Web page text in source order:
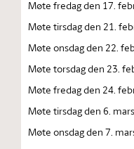
Møte fredag den 17.
Møte tirsdag den 21.
Møte onsdag den 22.
Møte torsdag den 23.
Møte fredag den 24.
Møte tirsdag den 6.
Møte onsdag den 7.